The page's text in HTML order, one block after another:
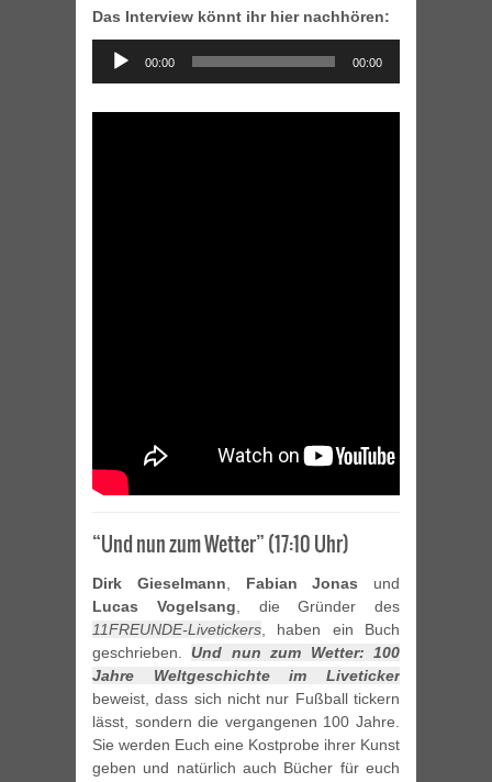
Das Interview könnt ihr hier nachhören:
Audio
Player
00:00 00:00
“Und nun zum Wetter” (17:10 Uhr)
Dirk Gieselmann, Fabian Jonas und
Lucas Vogelsang, die Gründer des
11FREUNDE-Livetickers, haben ein Buch
geschrieben.Und nun zum Wetter: 100
Jahre Weltgeschichte im Liveticker
beweist, dass sich nicht nur Fußball tickern
lässt, sondern die vergangenen 100 Jahre.
Sie werden Euch eine Kostprobe ihrer Kunst
geben und natürlich auch Bücher für euch